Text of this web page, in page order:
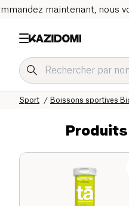
maintenant, nous
Boissons sportives
Sport
Notre catalogue bio
Accueil